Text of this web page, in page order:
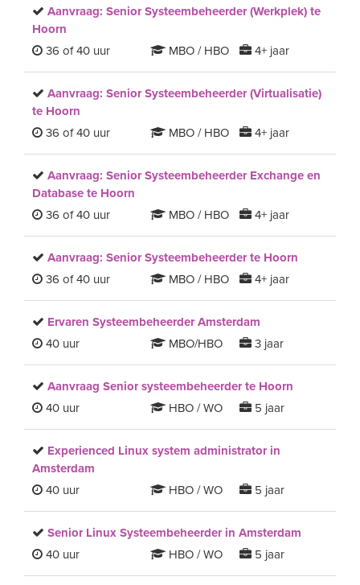
Aanvraag: Senior Systeembeheerder (Werkplek) te
Hoorn
36 of 40 uur
MBO / HBO 4+ jaar
Aanvraag: Senior Systeembeheerder (Virtualisatie)
te Hoorn
36 of 40 uur
MBO / HBO 4+ jaar
Aanvraag: Senior Systeembeheerder Exchange en
Database te Hoorn
36 of 40 uur
MBO / HBO 4+ jaar
Aanvraag: Senior Systeembeheerder te Hoorn
36 of 40 uur
MBO / HBO 4+ jaar
Ervaren Systeembeheerder Amsterdam
40 uur
MBO/HBO 3 jaar
Aanvraag Senior systeembeheerder te Hoorn
40 uur
HBO / WO 5 jaar
Experienced Linux system administrator in
Amsterdam
40 uur
HBO / WO 5 jaar
Senior Linux Systeembeheerder in Amsterdam
40 uur
HBO / WO 5 jaar